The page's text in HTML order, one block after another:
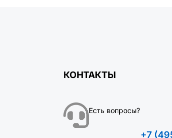
КОНТАКТЫ
Есть вопросы?
+7